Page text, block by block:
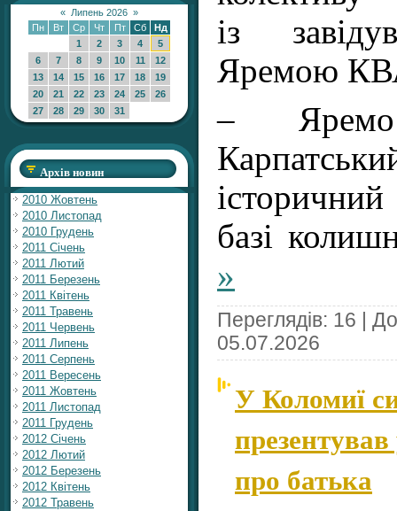
« Липень 2026 »
Пн
Вт Ср Чт Пт Сб
Нд
1
2 3 4
5
6
7 8 9 10 11
12
13
14 15 16 17 18
19
20
21 22 23 24 25
26
27
28 29 30 31
Архів новин
2010 Жовтень
2010 Листопад
2010 Грудень
2011 Січень
2011 Лютий
2011 Березень
2011 Квітень
2011 Травень
2011 Червень
2011 Липень
2011 Серпень
2011 Вересень
2011 Жовтень
2011 Листопад
2011 Грудень
2012 Січень
2012 Лютий
2012 Березень
2012 Квітень
2012 Травень
із
Яремою
– Яремо
базі
»
Переглядів: 16 |
05.07.2026
У Коломиї
про батька